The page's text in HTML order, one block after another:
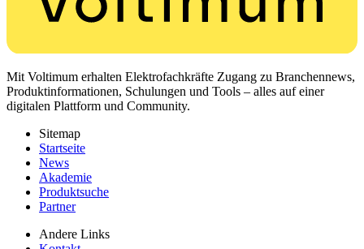
Mit Voltimum erhalten Elektrofachkräfte Zugang zu Branchennews,
Produktinformationen, Schulungen und Tools – alles auf einer
digitalen Plattform und Community.
Sitemap
Startseite
News
Akademie
Produktsuche
Partner
Andere Links